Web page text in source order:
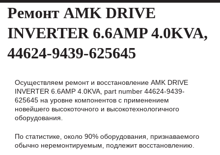
Ремонт AMK DRIVE
INVERTER 6.6AMP 4.0KVA,
44624-9439-625645
Осуществляем ремонт и восстановление AMK DRIVE
INVERTER 6.6AMP 4.0KVA, part number 44624-9439-
625645 на уровне компонентов с применением
новейшего высокоточного и высокотехнологичного
оборудования.
По статистике, около 90% оборудования, признаваемого
обычно неремонтируемым, подлежит восстановлению.